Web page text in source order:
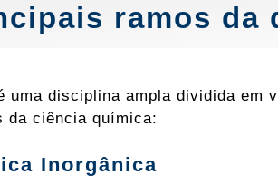
ramos da
uma disciplina ampla dividida em
da ciência química:
Inorgânica